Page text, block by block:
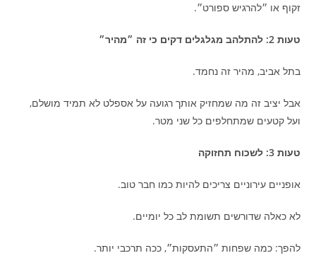
זקוף או ״להרגיש ספורט״.
טעות 2: להתלהב מגלגלים דקים כי זה ״מהיר״
בתל אביב, מהיר זה נחמד.
אבל יציב זה מה שמחזיק אותך רגועה על אספלט לא תמיד מושלם,
ועל קטעים שמתחלפים כל שני מטר.
טעות 3: לשכוח תחזוקה
אופניים עירוניים צריכים להיות כמו חבר טוב.
לא כאלה שדורשים תשומת לב כל יומיים.
להפך: כמה שפחות ״התעסקות״, ככה תרכבי יותר.